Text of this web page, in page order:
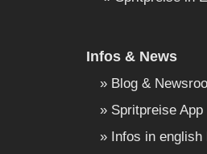
Infos & News
Blog &
Spritpreise App
Infos in english